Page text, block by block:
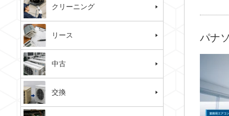
パナ
クリーニング
リース
中古
交換